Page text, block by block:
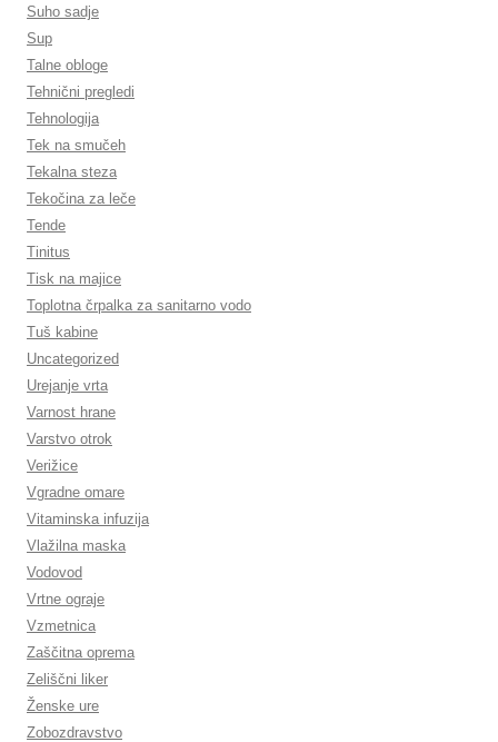
Suho sadje
Sup
Talne obloge
Tehnični pregledi
Tehnologija
Tek na smučeh
Tekalna steza
Tekočina za leče
Tende
Tinitus
Tisk na majice
Toplotna črpalka za sanitarno vodo
Tuš kabine
Uncategorized
Urejanje vrta
Varnost hrane
Varstvo otrok
Verižice
Vgradne omare
Vitaminska infuzija
Vlažilna maska
Vodovod
Vrtne ograje
Vzmetnica
Zaščitna oprema
Zeliščni liker
Ženske ure
Zobozdravstvo